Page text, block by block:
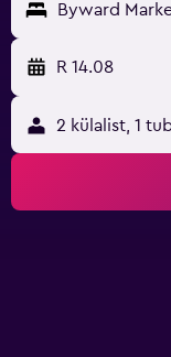
Byward
R 14.08
2 külalist, 1